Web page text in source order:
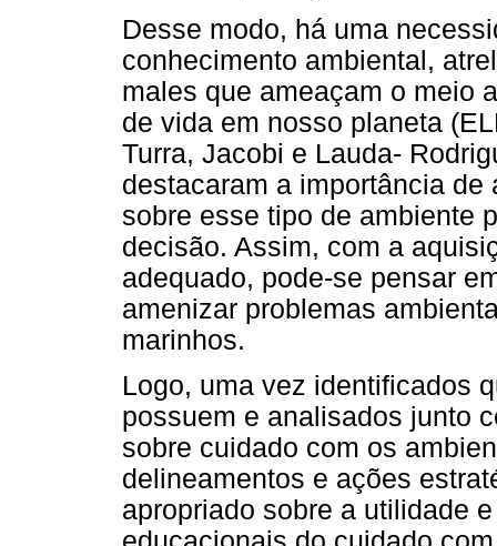
Desse modo, há uma
conhecimento ambiental,
males que ameaçam o meio
de vida em nosso planeta
Turra, Jacobi e Lauda-
destacaram a importância
sobre esse tipo de ambiente
decisão. Assim, com a
adequado, pode-se pensar
amenizar problemas
marinhos.
Logo, uma vez identificados
possuem e analisados junto
sobre cuidado com os
delineamentos e ações
apropriado sobre a utilidade